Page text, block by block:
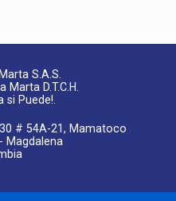
S.A.S.
D.T.C.H.
si Puede!.
# 54A-21, Mamatoco
Magdalena